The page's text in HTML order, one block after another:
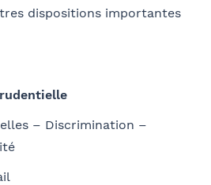
dispositions importantes
– Discrimination –
Avocats à utiliser mes
d'informations juridiques
m'inscris
Valider